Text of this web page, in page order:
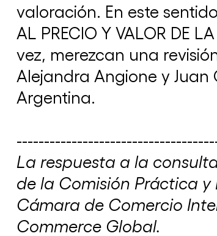
valoración. En este sentido,
AL PRECIO Y VALOR DE
vez, merezcan una
Alejandra Angione y Juan
Argentina.
La respuesta a la
de la Comisión Práctica
Cámara de Comercio
Commerce Global.